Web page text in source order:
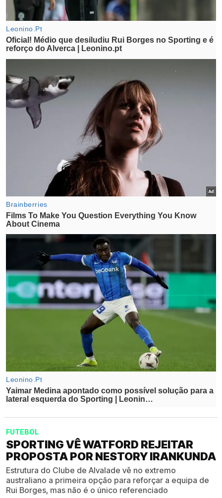
FUTEBOL
SPORTING VÊ WATFORD REJEITAR
PROPOSTA POR NESTORY IRANKUNDA
Estrutura do Clube de Alvalade vê no extremo
australiano a primeira opção para reforçar a equipa de
Rui Borges, mas não é o único referenciado